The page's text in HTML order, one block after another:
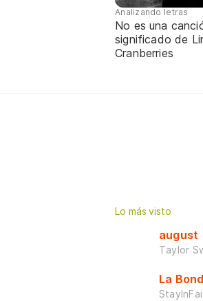
Analizando letras
No es una
significado de
Cranberries
Lo más visto
august
Taylor
La